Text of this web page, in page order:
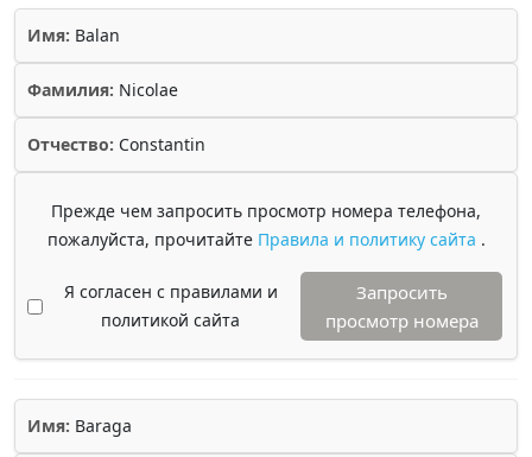
Имя: Balan
Фамилия: Nicolae
Отчество: Constantin
Прежде чем запросить просмотр номера телефона,
пожалуйста, прочитайте Правила и политику сайта .
Я согласен с правилами и
политикой сайта
Запросить
просмотр номера
Имя: Baraga